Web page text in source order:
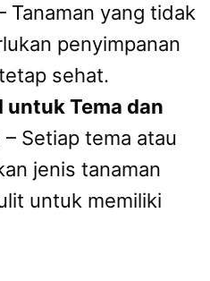
Tanaman yang tidak
penyimpanan
sehat.
untuk Tema dan
– Setiap tema atau
jenis tanaman
untuk memiliki